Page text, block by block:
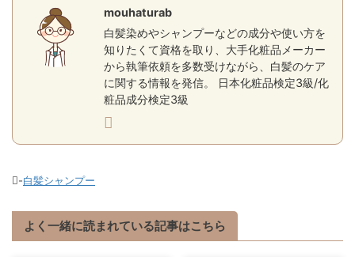
mouhaturab
白髪染めやシャンプーなどの成分や使い方を
知りたくて資格を取り、大手化粧品メーカー
から執筆依頼を多数受けながら、白髪のケア
に関する情報を発信。 日本化粧品検定3級/化
粧品成分検定3級
-白髪シャンプー
よく一緒に読まれている記事はこちら